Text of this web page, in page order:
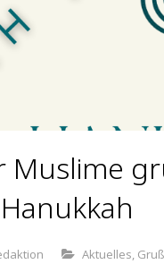
Muslime
Aktuelles, Gruß